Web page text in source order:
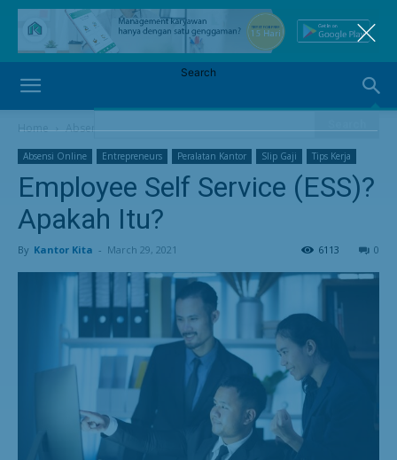
Home Absensi Online
Absensi Online Entrepreneurs Peralatan Kantor Slip Gaji Tips Kerja
Employee Self Service (ESS)?
Apakah Itu?
By Kantor Kita - March 29, 2021 0
6113